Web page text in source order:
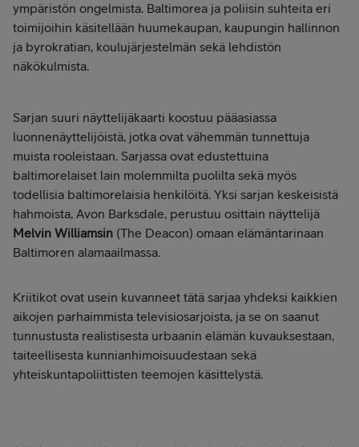
ympäristön ongelmista. Baltimorea ja poliisin suhteita eri
toimijoihin käsitellään huumekaupan, kaupungin hallinnon
ja byrokratian, koulujärjestelmän sekä lehdistön
näkökulmista.
Sarjan suuri näyttelijäkaarti koostuu pääasiassa
luonnenäyttelijöistä, jotka ovat vähemmän tunnettuja
muista rooleistaan. Sarjassa ovat edustettuina
baltimorelaiset lain molemmilta puolilta sekä myös
todellisia baltimorelaisia henkilöitä. Yksi sarjan keskeisistä
hahmoista, Avon Barksdale, perustuu osittain näyttelijä
Melvin Williamsin (The Deacon) omaan elämäntarinaan
Baltimoren alamaailmassa.
Kriitikot ovat usein kuvanneet tätä sarjaa yhdeksi kaikkien
aikojen parhaimmista televisiosarjoista, ja se on saanut
tunnustusta realistisesta urbaanin elämän kuvauksestaan,
taiteellisesta kunnianhimoisuudestaan sekä
yhteiskuntapoliittisten teemojen käsittelystä.